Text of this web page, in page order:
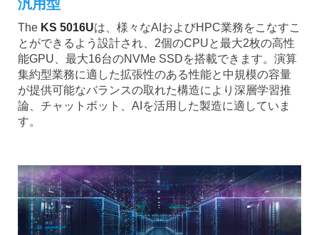
汎用型
The KS 5016Uは、様々なAIおよびHPC業務をこなすこ
とができるよう設計され、2個のCPUと最大2枚の高性
能GPU、最大16台のNVMe SSDを搭載できます。演算
集約型業務に適した拡張性のある性能と中規模の容量
が提供可能なバランスの取れた構造により深層学習推
論、チャットボット、AIを活用した製造に適していま
す。